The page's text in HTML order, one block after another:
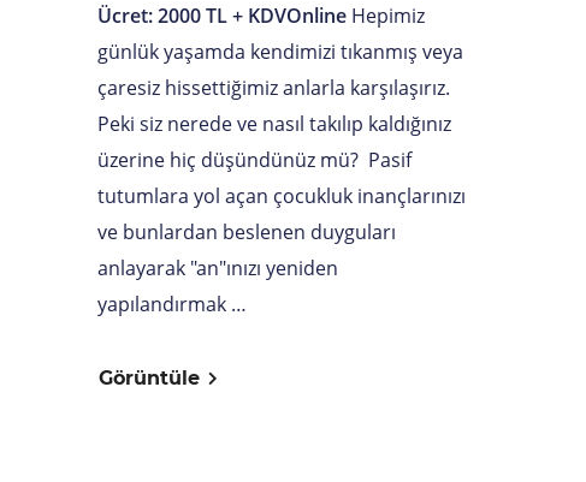
Ücret: 2000 TL + KDVOnline Hepimiz
günlük yaşamda kendimizi tıkanmış veya
çaresiz hissettiğimiz anlarla karşılaşırız.
Peki siz nerede ve nasıl takılıp kaldığınız
üzerine hiç düşündünüz mü? Pasif
tutumlara yol açan çocukluk inançlarınızı
ve bunlardan beslenen duyguları
anlayarak "an"ınızı yeniden
yapılandırmak …
Görüntüle